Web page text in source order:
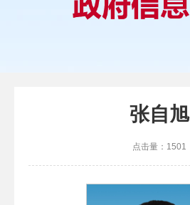
张自旭
点击量： 1501